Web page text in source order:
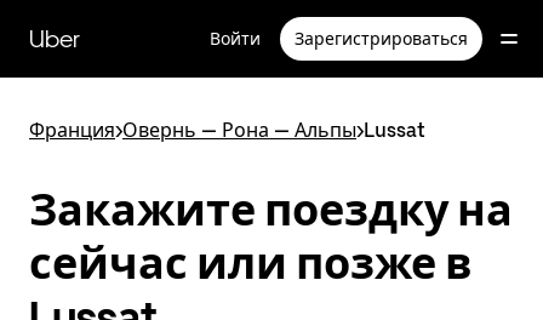
перейти
к
Uber Войти Зарегистрироваться
Франция>Овернь — Рона — Альпы>Lussat
Закажите поездку на
сейчас или позже в